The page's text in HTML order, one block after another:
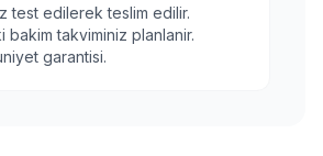
test edilerek teslim edilir.
bakim takviminiz planlanir.
garantisi.